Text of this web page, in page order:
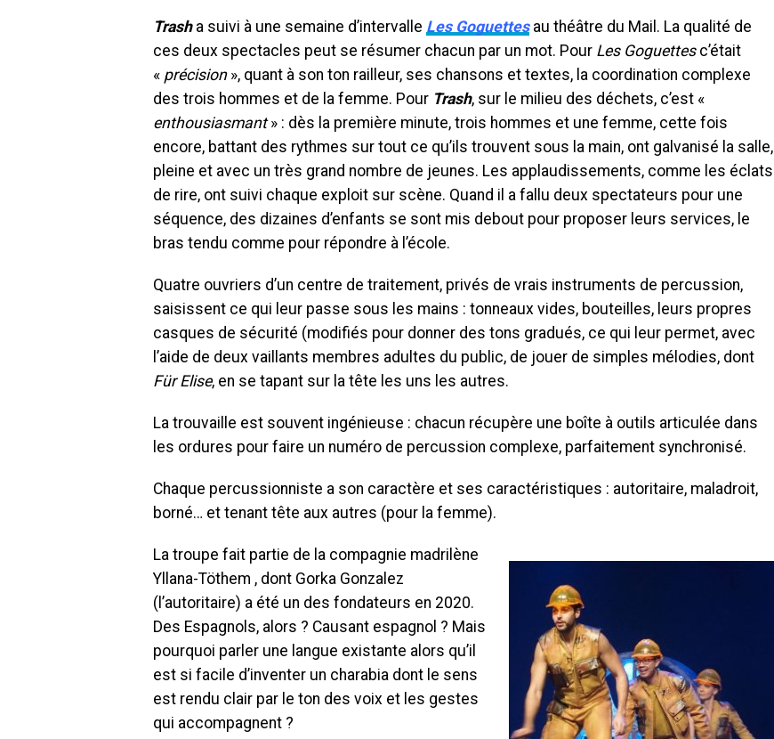
Trash a suivi à une semaine d’intervalle Les Goguettesau théâtre du Mail. La qualité de
ces deux spectacles peut se résumer chacun par un mot. Pour Les Goguettesc’était
« précision», quant à son ton railleur, ses chansons et textes, la coordination complexe
des trois hommes et de la femme. Pour Trash, sur le milieu des déchets, c’est «
enthousiasmant» : dès la première minute, trois hommes et une femme, cette fois
encore, battant des rythmes sur tout ce qu’ils trouvent sous la main, ont galvanisé la salle,
pleine et avec un très grand nombre de jeunes. Les applaudissements, comme les éclats
de rire, ont suivi chaque exploit sur scène. Quand il a fallu deux spectateurs pour une
séquence, des dizaines d’enfants se sont mis debout pour proposer leurs services, le
bras tendu comme pour répondre à l’école.
Quatre ouvriers d’un centre de traitement, privés de vrais instruments de percussion,
saisissent ce qui leur passe sous les mains : tonneaux vides, bouteilles, leurs propres
casques de sécurité (modifiés pour donner des tons gradués, ce qui leur permet, avec
l’aide de deux vaillants membres adultes du public, de jouer de simples mélodies, dont
Für Elise, en se tapant sur la tête les uns les autres.
La trouvaille est souvent ingénieuse : chacun récupère une boîte à outils articulée dans
les ordures pour faire un numéro de percussion complexe, parfaitement synchronisé.
Chaque percussionniste a son caractère et ses caractéristiques : autoritaire, maladroit,
borné… et tenant tête aux autres (pour la femme).
La troupe fait partie de la compagnie madrilène
Yllana-Töthem , dont Gorka Gonzalez
(l’autoritaire) a été un des fondateurs en 2020.
Des Espagnols, alors ? Causant espagnol ? Mais
pourquoi parler une langue existante alors qu’il
est si facile d’inventer un charabia dont le sens
est rendu clair par le ton des voix et les gestes
qui accompagnent ?